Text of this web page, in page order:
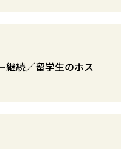
継続／留学生のホス